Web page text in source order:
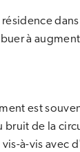
à
est
de la
à-vis avec